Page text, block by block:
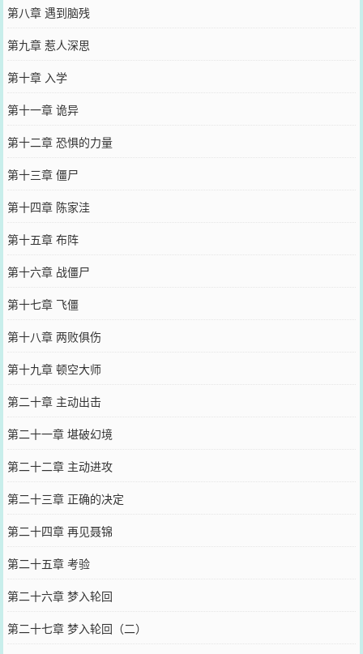
第八章 遇到脑残
第九章 惹人深思
第十章 入学
第十一章 诡异
第十二章 恐惧的力量
第十三章 僵尸
第十四章 陈家洼
第十五章 布阵
第十六章 战僵尸
第十七章 飞僵
第十八章 两败俱伤
第十九章 顿空大师
第二十章 主动出击
第二十一章 堪破幻境
第二十二章 主动进攻
第二十三章 正确的决定
第二十四章 再见聂锦
第二十五章 考验
第二十六章 梦入轮回
第二十七章 梦入轮回（二）